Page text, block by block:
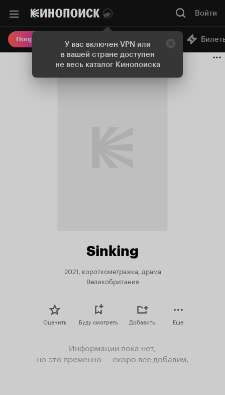
У вас включен VPN или
в вашей стране доступен
не весь каталог Кинопоиска
Войти
Попробовать Плюс Онлайн-кинотеатр
Sinking
2021, короткометражка, драма
Великобритания
Оценить Буду смотреть Добавить Еще
Информации пока нет,
но это временно — скоро все добавим.